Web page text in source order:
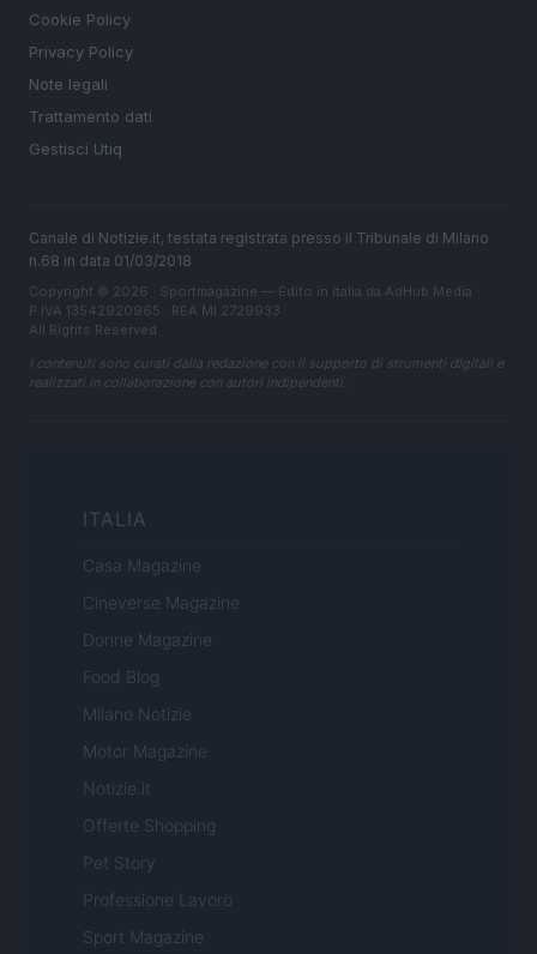
Cookie Policy
Privacy Policy
Note legali
Trattamento dati
Gestisci Utiq
Canale di Notizie.it, testata registrata presso il Tribunale di Milano
n.68 in data 01/03/2018
Copyright © 2026 · Sportmagazine — Edito in Italia da AdHub Media
P.IVA 13542920965 · REA MI 2729933
All Rights Reserved
I contenuti sono curati dalla redazione con il supporto di strumenti digitali e
realizzati in collaborazione con autori indipendenti.
ITALIA
Casa Magazine
Cineverse Magazine
Donne Magazine
Food Blog
Milano Notizie
Motor Magazine
Notizie.it
Offerte Shopping
Pet Story
Professione Lavoro
Sport Magazine